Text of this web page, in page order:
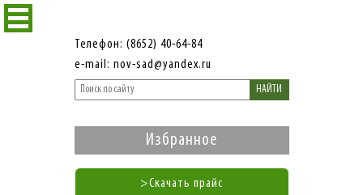
Телефон: (8652) 40-64-84
e-mail: nov-sad@yandex.ru
НАЙТИ
Избранное
>Скачать прайс